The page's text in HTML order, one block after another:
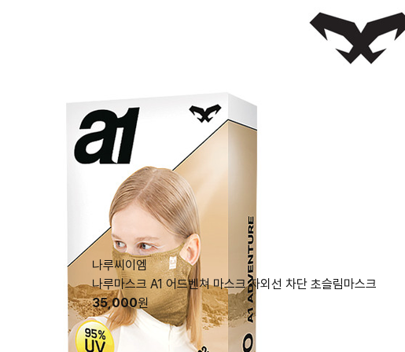
나루씨이엠
나루마스크 A1 어드벤쳐 마스크 자외선 차단 초슬림마스크
35,000원